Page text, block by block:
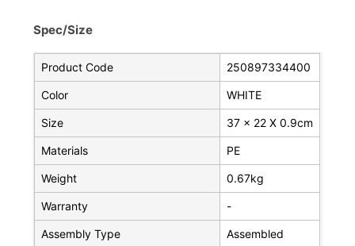
Spec/Size
Product Code 250897334400
Color WHITE
Size 37 x 22 X 0.9cm
Materials PE
Weight 0.67kg
Warranty -
Assembly Type Assembled